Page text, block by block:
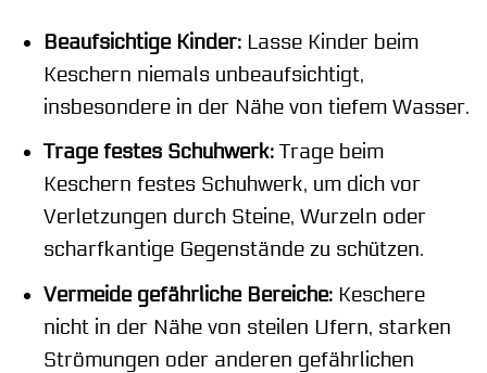
Beaufsichtige Kinder:Lasse Kinder beim
Keschern niemals unbeaufsichtigt,
insbesondere in der Nähe von tiefem Wasser.
Trage festes Schuhwerk:Trage beim
Keschern festes Schuhwerk, um dich vor
Verletzungen durch Steine, Wurzeln oder
scharfkantige Gegenstände zu schützen.
Vermeide gefährliche Bereiche:Keschere
nicht in der Nähe von steilen Ufern, starken
Strömungen oder anderen gefährlichen